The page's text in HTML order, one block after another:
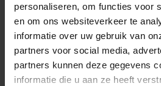
personaliseren, om functies voor
en om ons websiteverkeer te
informatie over uw gebruik van
partners voor social media,
partners kunnen deze gegevens
informatie die u aan ze heeft